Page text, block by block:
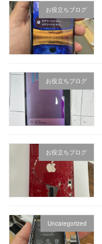
お役立ちブログ
お役立ちブログ
お役立ちブログ
Uncategorized